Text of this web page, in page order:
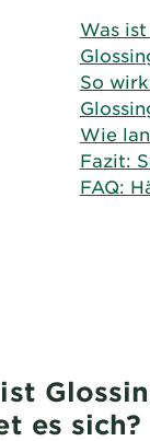
Was
So
Wie
Fazit:
FAQ:
es sich?